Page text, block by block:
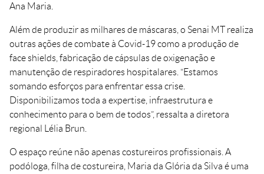
Ana Maria.
Além de produzir as milhares de máscaras, o Senai MT realiza
outras ações de combate à Covid-19 como a produção de
face shields, fabricação de cápsulas de oxigenação e
manutenção de respiradores hospitalares. “Estamos
somando esforços para enfrentar essa crise.
Disponibilizamos toda a expertise, infraestrutura e
conhecimento para o bem de todos”, ressalta a diretora
regional Lélia Brun.
O espaço reúne não apenas costureiros profissionais. A
podóloga, filha de costureira, Maria da Glória da Silva é uma